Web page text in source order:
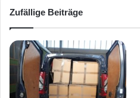
Zufällige Beiträge